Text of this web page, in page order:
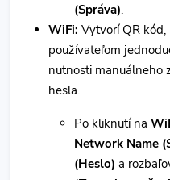
(Správa).
WiFi: Vytvorí QR
používateľom
nutnosti manuálneho
hesla.
Po kliknutí na
Network Name
(Heslo) a